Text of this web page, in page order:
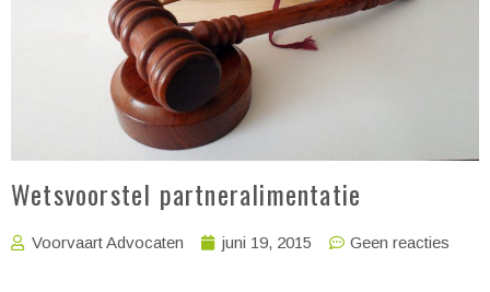
Wetsvoorstel partneralimentatie
Voorvaart Advocaten juni 19, 2015 Geen reacties